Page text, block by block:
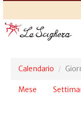
Calendario
Schede
Mese